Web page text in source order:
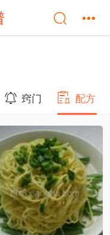
窍门 配方